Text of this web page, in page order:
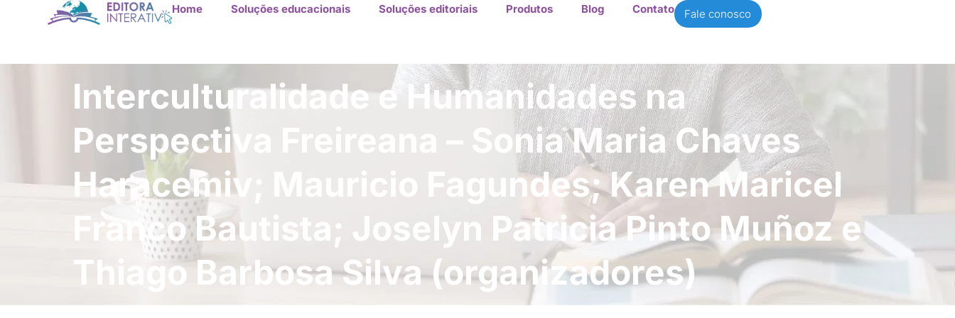
Home Soluções educacionais Soluções editoriais Produtos Blog Contato Fale conosco
Interculturalidade e Humanidades na
Perspectiva Freireana – Sonia Maria Chaves
Haracemiv; Mauricio Fagundes; Karen Maricel
Franco Bautista; Joselyn Patricia Pinto Muñoz e
Thiago Barbosa Silva (organizadores)